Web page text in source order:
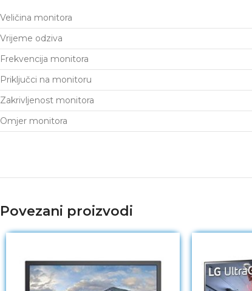
Veličina monitora
Vrijeme odziva
Frekvencija monitora
Priključci na monitoru
Zakrivljenost monitora
Omjer monitora
Povezani proizvodi